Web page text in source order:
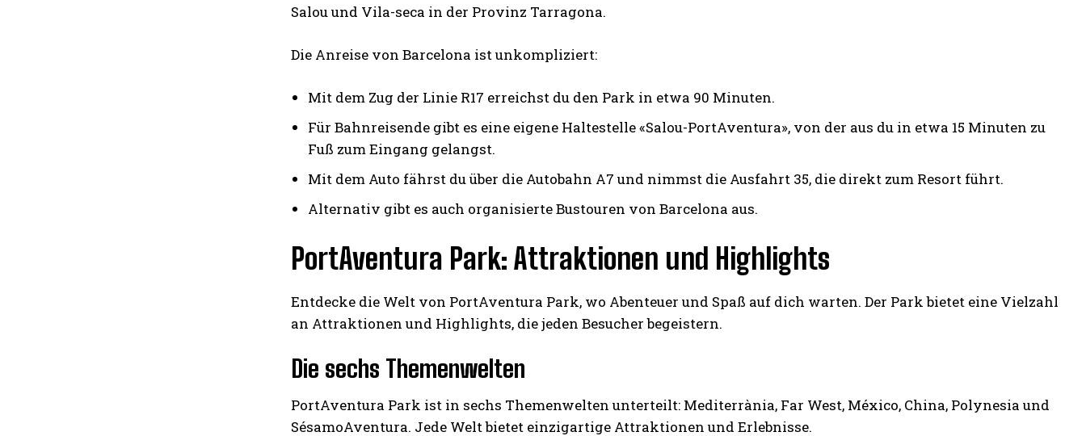
Salou und Vila-seca in der Provinz Tarragona.
Die Anreise von Barcelona ist unkompliziert:
Mit dem Zug der Linie R17 erreichst du den Park in etwa 90 Minuten.
Für Bahnreisende gibt es eine eigene Haltestelle «Salou-PortAventura», von der aus du in etwa 15 Minuten zu
Fuß zum Eingang gelangst.
Mit dem Auto fährst du über die Autobahn A7 und nimmst die Ausfahrt 35, die direkt zum Resort führt.
Alternativ gibt es auch organisierte Bustouren von Barcelona aus.
PortAventura Park: Attraktionen und Highlights
Entdecke die Welt von PortAventura Park, wo Abenteuer und Spaß auf dich warten. Der Park bietet eine Vielzahl
an Attraktionen und Highlights, die jeden Besucher begeistern.
Die sechs Themenwelten
PortAventura Park ist in sechs Themenwelten unterteilt: Mediterrània, Far West, México, China, Polynesia und
SésamoAventura. Jede Welt bietet einzigartige Attraktionen und Erlebnisse.